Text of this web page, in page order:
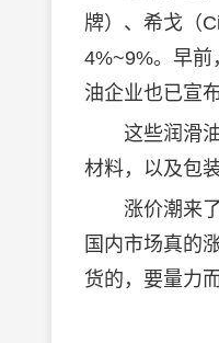
牌）、希戈（
4%~9%。早前
油企业也已宣
这些润滑油
材料，以及包
涨价潮来了
国内市场真的
货的，要量力